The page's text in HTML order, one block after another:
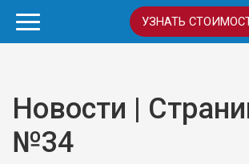
УЗНАТЬ
Новости |
№34